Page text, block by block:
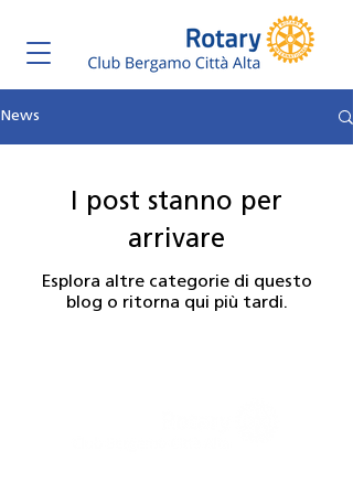
News
I post stanno per
arrivare
Esplora altre categorie di questo
blog o ritorna qui più tardi.